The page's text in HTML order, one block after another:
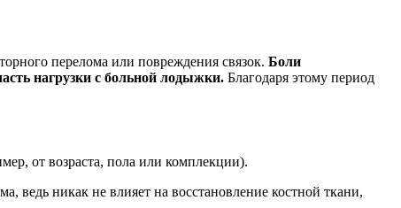
перелома или повреждения связок. Боли
нагрузки с больной лодыжки. Благодаря этому период
от возраста, пола или комплекции).
ведь никак не влияет на восстановление костной ткани,